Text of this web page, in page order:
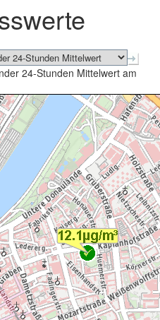
schließen
24-Stunden Mittelwert am